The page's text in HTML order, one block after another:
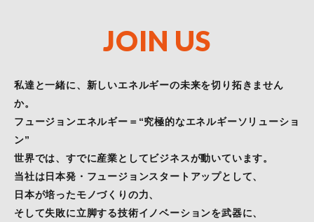
JOIN US
私達と一緒に、新しいエネルギーの未来を切り拓きません
か。
フュージョンエネルギー＝“究極的なエネルギーソリューショ
ン”
世界では、すでに産業としてビジネスが動いています。
当社は日本発・フュージョンスタートアップとして、
日本が培ったモノづくりの力、
そして失敗に立脚する技術イノベーションを武器に、